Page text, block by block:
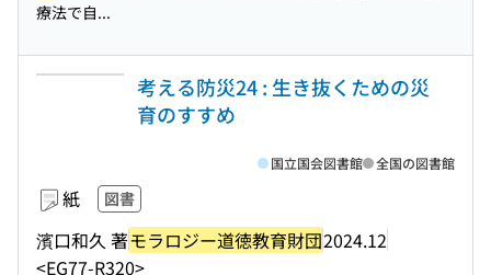
療法で自...
考える防災24 : 生き抜くための災
育のすすめ
紙 図書
濱口和久 著モラロジー道徳教育財団2024.12
<EG77-R320>
国立国会図書館 全国の図書館